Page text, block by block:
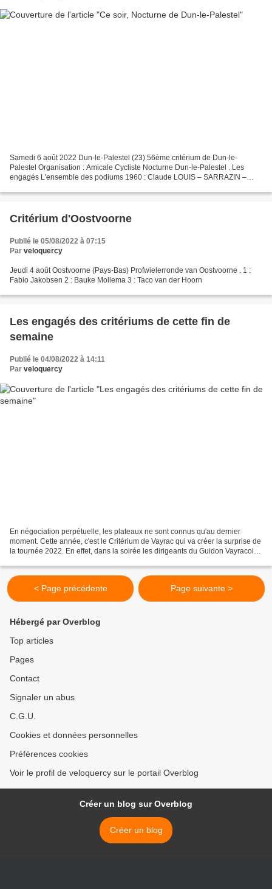
Samedi 6 août 2022 Dun-le-Palestel (23) 56ème critérium de Dun-le-
Palestel Organisation : Amicale Cycliste Nocturne Dun-le-Palestel . Les
engagés L'ensemble des podiums 1960 : Claude LOUIS – SARRAZIN –
Critérium d'Oostvoorne
Publié le 05/08/2022 à 07:15
Par veloquercy
Jeudi 4 août Oostvoorne (Pays-Bas) Profwielerronde van Oostvoorne . 1 :
Fabio Jakobsen 2 : Bauke Mollema 3 : Taco van der Hoorn
Les engagés des critériums de cette fin de
semaine
Publié le 04/08/2022 à 14:11
Par veloquercy
En négociation perpétuelle, les plateaux ne sont connus qu'au dernier
moment. Cette année, c'est le Critérium de Vayrac qui va créer la surprise de
la tournée 2022. En effet, dans la soirée les dirigeants du Guidon Vayracois
< Page précédente Page suivante >
Hébergé par Overblog
Top articles
Pages
Contact
Signaler un abus
C.G.U.
Cookies et données personnelles
Préférences cookies
Voir le profil de veloquercy sur le portail Overblog
Créer un blog sur Overblog
Créer un blog